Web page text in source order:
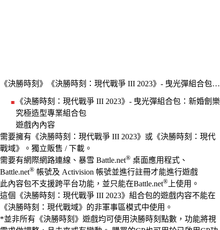
《決勝時刻》 《決勝時刻：現代戰爭 III 2023》- 曳光彈組合包：新婚劊樂究極造型專業組合包
《決勝時刻：現代戰爭 III 2023》- 曳光彈組合包：新婚劊樂
究極造型專業組合包
遊戲內內容
價格
Available actions
需要擁有《決勝時刻：現代戰爭 III 2023》或《決勝時刻：現代
戰域》。獨立販售 / 下載。
需要有網際網路連線、暴雪 Battle.net® 桌面應用程式、
Battle.net® 帳號及 Activision 帳號並進行註冊才能進行遊戲
此內容包不支援跨平台功能，並只能在Battle.net® 上使用。
這個《決勝時刻：現代戰爭 III 2023》組合包的遊戲内容不能在
《決勝時刻：現代戰域》的非軍事區模式中使用。
*並非所有《決勝時刻》遊戲均可使用決勝時刻點數，功能將視